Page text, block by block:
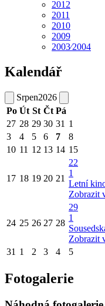
2012
2011
2010
2009
2003⁄2004
Kalendář
Srpen2026
Po Út St Čt Pá
27 28 29 30 31 1
3
4 5 6 7 8
10 11 12 13 14 15
17 18 19 20 21
22
1
Letní
Zobrazit
24 25 26 27 28
29
1
Zobrazit
31 1 2 3 4 5
Fotogalerie